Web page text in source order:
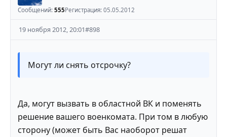
Сообщений: 555Регистрация: 05.05.2012
19 ноября 2012, 20:01#898
Могут ли снять отсрочку?
Да, могут вызвать в областной ВК и поменять
решение вашего военкомата. При том в любую
сторону (может быть Вас наоборот решат